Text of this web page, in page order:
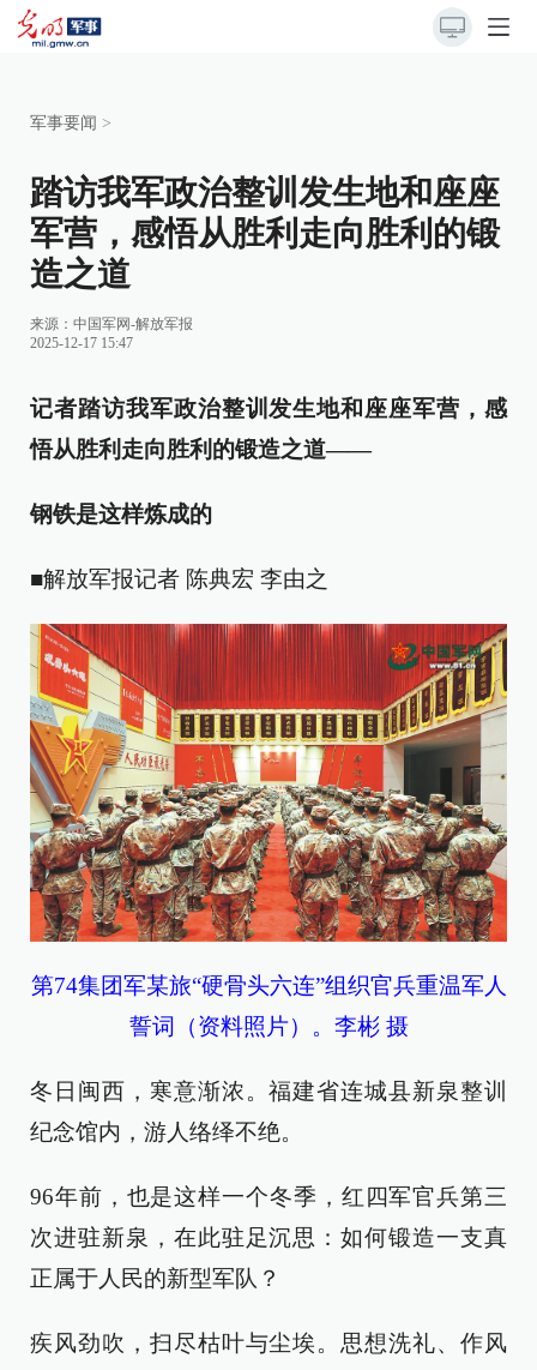
军事要闻 >
踏访我军政治整训发生地和座座
军营，感悟从胜利走向胜利的锻
造之道
来源： 中国军网-解放军报
2025-12-17 15:47
记者踏访我军政治整训发生地和座座军营，感
悟从胜利走向胜利的锻造之道——
钢铁是这样炼成的
■解放军报记者 陈典宏 李由之
第74集团军某旅“硬骨头六连”组织官兵重温军人
誓词（资料照片）。李彬 摄
冬日闽西，寒意渐浓。福建省连城县新泉整训
纪念馆内，游人络绎不绝。
96年前，也是这样一个冬季，红四军官兵第三
次进驻新泉，在此驻足沉思：如何锻造一支真
正属于人民的新型军队？
疾风劲吹，扫尽枯叶与尘埃。思想洗礼、作风